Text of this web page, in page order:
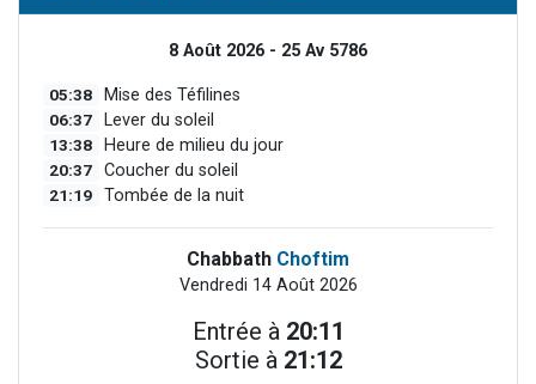
8 Août 2026 - 25 Av 5786
05:38 Mise des Téfilines
06:37 Lever du soleil
13:38 Heure de milieu du jour
20:37 Coucher du soleil
21:19 Tombée de la nuit
Chabbath Choftim
Vendredi 14 Août 2026
Entrée à 20:11
Sortie à 21:12